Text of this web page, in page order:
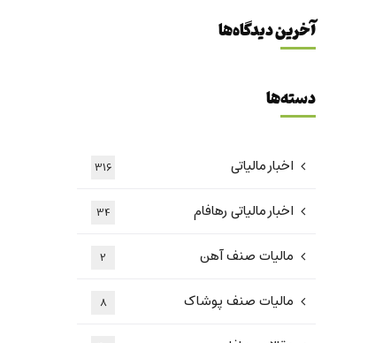
آخرین دیدگاه‌ها
دسته‌ها
اخبار مالیاتی 316
اخبار مالیاتی رهافام 34
مالیات صنف آهن 2
مالیات صنف پوشاک 8